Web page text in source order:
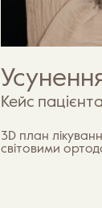
Кейс пацієнта
3D план
світовими